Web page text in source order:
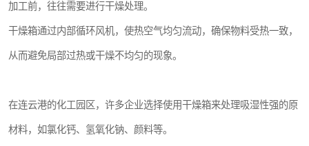
加工前，往往需要进行干燥处理。
干燥箱通过内部循环风机，使热空气均匀流动，确保物料受热一致，
从而避免局部过热或干燥不均匀的现象。
在连云港的化工园区，许多企业选择使用干燥箱来处理吸湿性强的原
材料，如氯化钙、氢氧化钠、颜料等。